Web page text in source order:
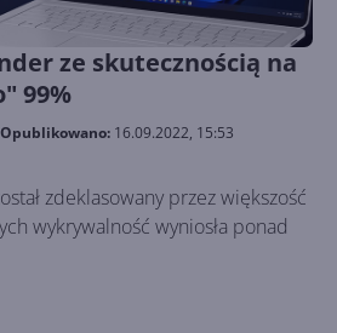
ze skutecznością na
99%
Opublikowano: 16.09.2022, 15:53
zdeklasowany przez większość
wykrywalność wyniosła ponad